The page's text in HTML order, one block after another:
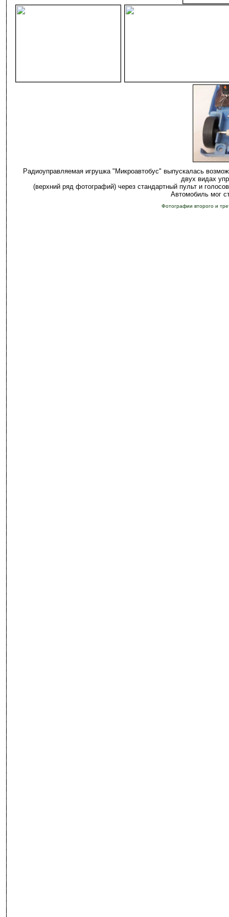
Радиоуправляемая игрушка "Микроавтобус" выпускалась
двух видах
(верхний ряд фотографий) через стандартный пульт и
Автомобиль мог
Фотографии второго и